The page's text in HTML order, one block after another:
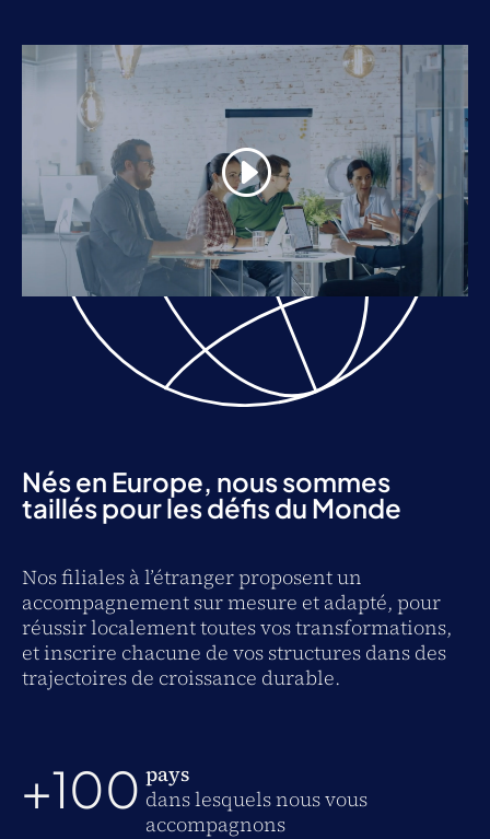
Nés en Europe, nous sommes
taillés pour les défis du Monde
Nos filiales à l’étranger proposent un
accompagnement sur mesure et adapté, pour
réussir localement toutes vos transformations,
et inscrire chacune de vos structures dans des
trajectoires de croissance durable.
+100 pays
dans lesquels nous vous
accompagnons